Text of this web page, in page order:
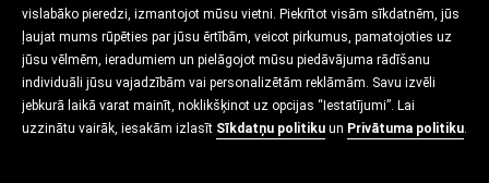
vislabāko pieredzi, izmantojot mūsu vietni. Piekrītot visām sīkdatnēm, jūs
ļaujat mums rūpēties par jūsu ērtībām, veicot pirkumus, pamatojoties uz
jūsu vēlmēm, ieradumiem un pielāgojot mūsu piedāvājuma rādīšanu
individuāli jūsu vajadzībām vai personalizētām reklāmām. Savu izvēli
jebkurā laikā varat mainīt, noklikšķinot uz opcijas “Iestatījumi”. Lai
uzzinātu vairāk, iesakām izlasīt Sīkdatņu politiku un Privātuma politiku.